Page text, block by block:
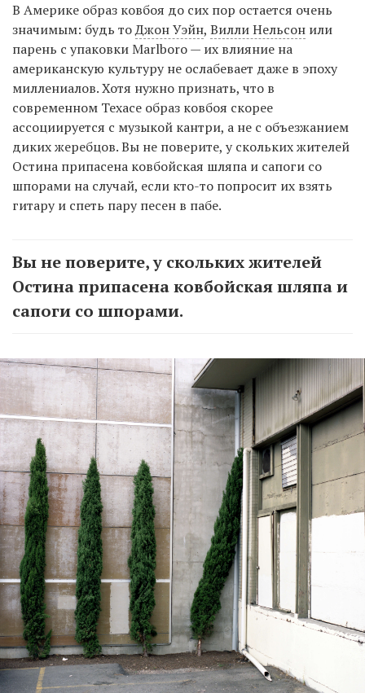
В Америке образ ковбоя до сих пор остается очень
значимым: будь тоДжон Уэйн, Вилли Нельсон или
парень с упаковки Marlboro — их влияние на
американскую культуру не ослабевает даже в эпоху
миллениалов. Хотя нужно признать, что в
современном Техасе образ ковбоя скорее
ассоциируется с музыкой кантри, а не с объезжанием
диких жеребцов. Вы не поверите, у скольких жителей
Остина припасена ковбойская шляпа и сапоги со
шпорами на случай, если кто-то попросит их взять
гитару и спеть пару песен в пабе.
Вы не поверите, у скольких жителей
Остина припасена ковбойская шляпа и
сапоги со шпорами.